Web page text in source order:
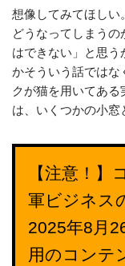
想像してみてほしい
どうなってしまう
はできない」と思う
かそういう話ではな
クが猫を用いてあ
は、いくつかの小窓
【注意！】
軍ビジネス
2025年8月
用のコンテ